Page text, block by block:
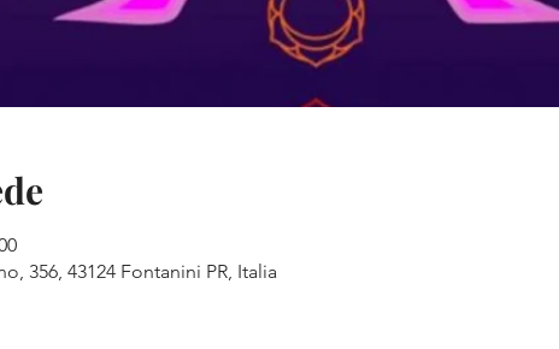
356, 43124 Fontanini PR, Italia